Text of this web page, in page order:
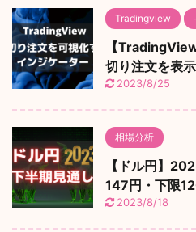
Tradingview
【
切り注文を表
2023/8/25
相場分析
【ドル円】
147円・下限
2023/8/18